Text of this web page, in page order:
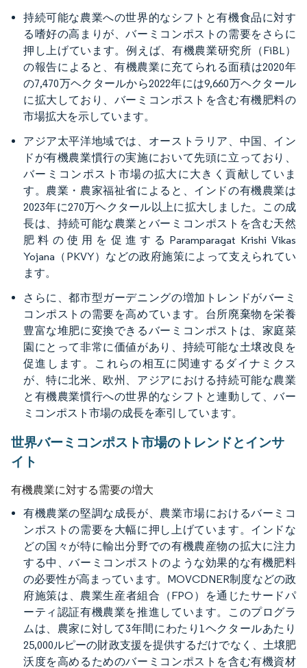
持続可能な農業への世界的なシフトと有機食品に対す
る嗜好の高まりが、バーミコンポストの需要をさらに
押し上げています。例えば、有機農業研究所（FiBL）
の報告によると、有機農業に充てられる面積は2020年
の7,470万ヘクタールから2022年には9,660万ヘクタール
に拡大しており、バーミコンポストを含む有機肥料の
市場拡大を示しています。
アジア太平洋地域では、オーストラリア、中国、イン
ドが有機農業慣行の実施において先頭に立っており、
バーミコンポスト市場の拡大に大きく貢献していま
す。農業・農家福祉省によると、インドの有機農業は
2023年に270万ヘクタール以上に拡大しました。この成
長は、持続可能な農業とバーミコンポストを含む天然
肥料の使用を促進するParamparagat Krishi Vikas
Yojana（PKVY）などの政府施策によって支えられてい
ます。
さらに、都市型ガーデニングの増加トレンドがバーミ
コンポストの需要を高めています。台所廃棄物を栄養
豊富な堆肥に変換できるバーミコンポストは、家庭菜
園にとって非常に価値があり、持続可能な土壌改良を
促進します。これらの相互に関連するダイナミクス
が、特に北米、欧州、アジアにおける持続可能な農業
と有機農業慣行への世界的なシフトと連動して、バー
ミコンポスト市場の成長を牽引しています。
世界バーミコンポスト市場のトレンドとインサ
イト
有機農業に対する需要の増大
有機農業の堅調な成長が、農業市場におけるバーミコ
ンポストの需要を大幅に押し上げています。インドな
どの国々が特に輸出分野での有機農産物の拡大に注力
する中、バーミコンポストのような効果的な有機肥料
の必要性が高まっています。MOVCDNER制度などの政
府施策は、農業生産者組合（FPO）を通じたサードパ
ーティ認証有機農業を推進しています。このプログラ
ムは、農家に対して3年間にわたり1ヘクタールあたり
25,000ルピーの財政支援を提供するだけでなく、土壌肥
沃度を高めるためのバーミコンポストを含む有機資材